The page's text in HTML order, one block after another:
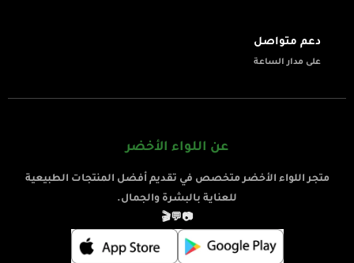
دعم متواصل
على مدار الساعة
عن اللواء الأخضر
متجر اللواء الأخضر متخصص في تقديم أفضل المنتجات الطبيعية
للعناية بالبشرة والجمال.
📷
💬
🎬